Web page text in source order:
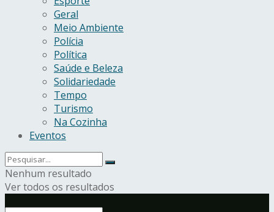
Geral
Meio Ambiente
Polícia
Política
Saúde e Beleza
Solidariedade
Tempo
Turismo
Na Cozinha
Eventos
Nenhum resultado
Ver todos os resultados